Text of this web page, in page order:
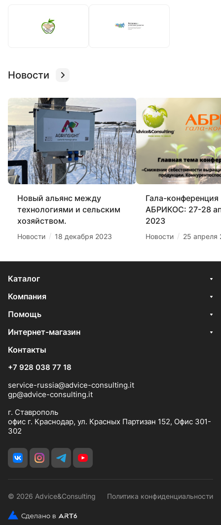
Новости
Новый альянс между
технологиями и сельским
хозяйством.
Новости / 18 декабря 2023
Гала-конференция
АБРИКОС: 27-28
2023
Новости / 25 апреля
Каталог
Компания
Помощь
Интернет-магазин
Контакты
+7 928 038 77 18
service-russia@advice-consulting.it
gp@advice-consulting.it
г. Ставрополь
офис г. Краснодар, ул. Красных Партизан 152, Офис 301-
302
© 2026 Advice&Consulting Политика конфиденциальности